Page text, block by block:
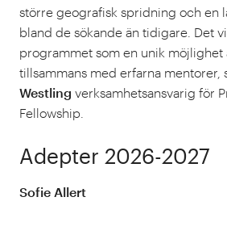
större geografisk spridning och en
bland de sökande än tidigare. Det
programmet som en unik möjlighet
tillsammans med erfarna mentorer,
Westling verksamhetsansvarig för
Fellowship.
Adepter 2026-2027
Sofie Allert